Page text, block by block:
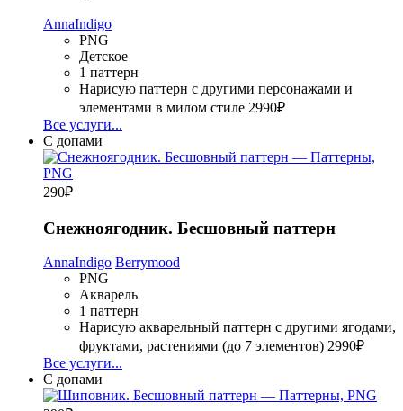
AnnaIndigo
PNG
Детское
1 паттерн
Нарисую паттерн с другими персонажами и
элементами в милом стиле 2990₽
Все услуги...
С допами
290₽
Снежноягодник. Бесшовный паттерн
AnnaIndigo Berrymood
PNG
Акварель
1 паттерн
Нарисую акварельный паттерн с другими ягодами,
фруктами, растениями (до 7 элементов) 2990₽
Все услуги...
С допами